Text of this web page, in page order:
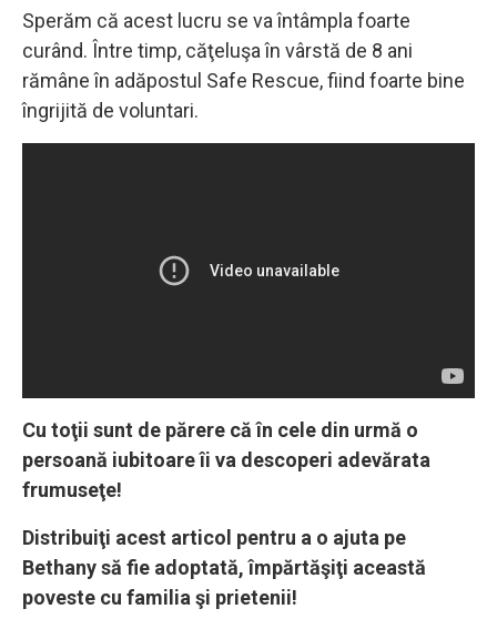
Sperăm că acest lucru se va întâmpla foarte
curând. Între timp, căţeluşa în vârstă de 8 ani
rămâne în adăpostul Safe Rescue, fiind foarte bine
îngrijită de voluntari.
Cu toţii sunt de părere că în cele din urmă o
persoană iubitoare îi va descoperi adevărata
frumuseţe!
Distribuiţi acest articol pentru a o ajuta pe
Bethany să fie adoptată, împărtăşiţi această
poveste cu familia şi prietenii!